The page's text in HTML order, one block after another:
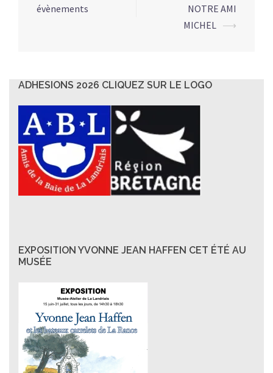
d’article
évènements
NOTRE AMI
MICHEL ⟶
ADHESIONS 2026 CLIQUEZ SUR LE LOGO
EXPOSITION YVONNE JEAN HAFFEN CET ÉTÉ AU
MUSÉE